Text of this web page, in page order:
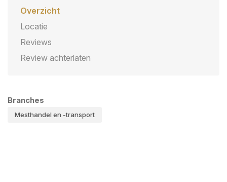
Overzicht
Locatie
Reviews
Review achterlaten
Branches
Mesthandel en -transport